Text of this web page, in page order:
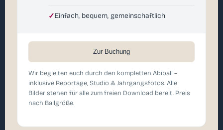
✓Einfach, bequem, gemeinschaftlich
Zur Buchung
Wir begleiten euch durch den kompletten Abiball –
inklusive Reportage, Studio & Jahrgangsfotos. Alle
Bilder stehen für alle zum freien Download bereit. Preis
nach Ballgröße.